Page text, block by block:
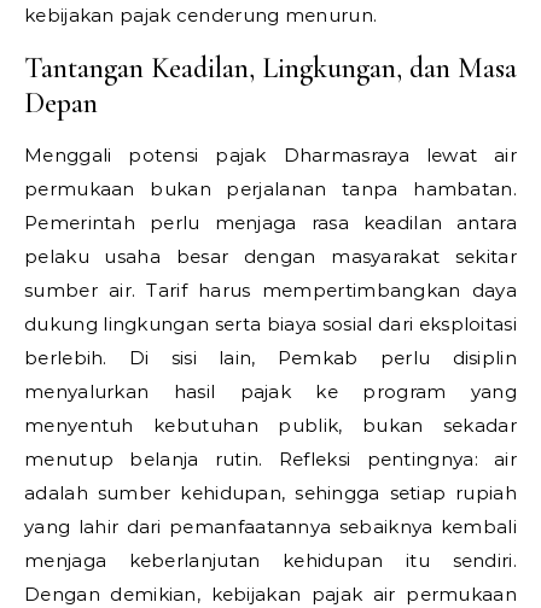
kebijakan pajak cenderung menurun.
Tantangan Keadilan, Lingkungan, dan Masa
Depan
Menggali potensi pajak Dharmasraya lewat air
permukaan bukan perjalanan tanpa hambatan.
Pemerintah perlu menjaga rasa keadilan antara
pelaku usaha besar dengan masyarakat sekitar
sumber air. Tarif harus mempertimbangkan daya
dukung lingkungan serta biaya sosial dari eksploitasi
berlebih. Di sisi lain, Pemkab perlu disiplin
menyalurkan hasil pajak ke program yang
menyentuh kebutuhan publik, bukan sekadar
menutup belanja rutin. Refleksi pentingnya: air
adalah sumber kehidupan, sehingga setiap rupiah
yang lahir dari pemanfaatannya sebaiknya kembali
menjaga keberlanjutan kehidupan itu sendiri.
Dengan demikian, kebijakan pajak air permukaan